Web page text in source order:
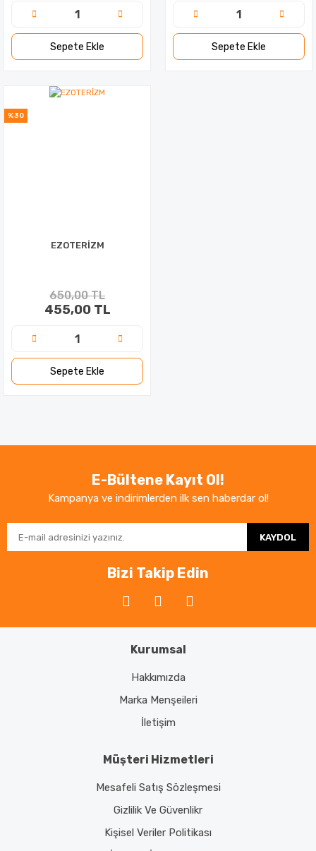
Sepete Ekle Sepete Ekle
%30
EZOTERİZM
650,00 TL
455,00 TL
Sepete Ekle
E-Bültene Kayıt Ol!
Kampanya ve indirimlerden ilk sen haberdar ol!
KAYDOL
Bizi Takip Edin
Kurumsal
Hakkımızda
Marka Menşeileri
İletişim
Müşteri Hizmetleri
Mesafeli Satış Sözleşmesi
Gizlilik Ve Güvenlikr
Kişisel Veriler Politikası